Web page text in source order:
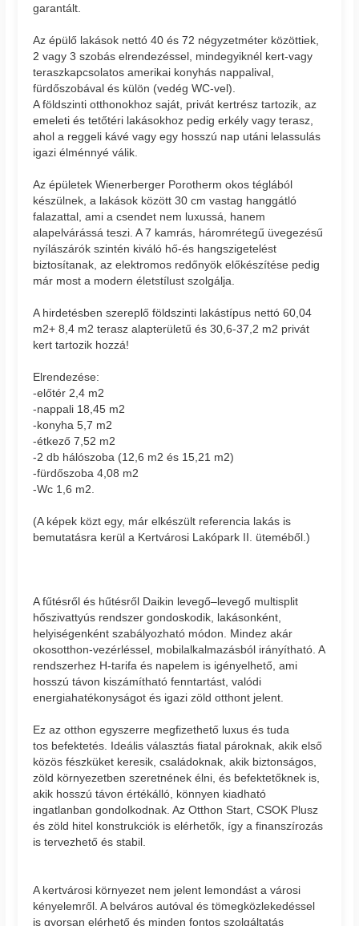
garantált.
Az épülő lakások nettó 40 és 72 négyzetméter közöttiek,
2 vagy 3 szobás elrendezéssel, mindegyiknél kert-vagy
teraszkapcsolatos amerikai konyhás nappalival,
fürdőszobával és külön (vedég WC-vel).
A földszinti otthonokhoz saját, privát kertrész tartozik, az
emeleti és tetőtéri lakásokhoz pedig erkély vagy terasz,
ahol a reggeli kávé vagy egy hosszú nap utáni lelassulás
igazi élménnyé válik.
Az épületek Wienerberger Porotherm okos téglából
készülnek, a lakások között 30 cm vastag hanggátló
falazattal, ami a csendet nem luxussá, hanem
alapelvárássá teszi. A 7 kamrás, háromrétegű üvegezésű
nyílászárók szintén kiváló hő-és hangszigetelést
biztosítanak, az elektromos redőnyök előkészítése pedig
már most a modern életstílust szolgálja.
A hirdetésben szereplő földszinti lakástípus nettó 60,04
m2+ 8,4 m2 terasz alapterületű és 30,6-37,2 m2 privát
kert tartozik hozzá!
Elrendezése:
-előtér 2,4 m2
-nappali 18,45 m2
-konyha 5,7 m2
-étkező 7,52 m2
-2 db hálószoba (12,6 m2 és 15,21 m2)
-fürdőszoba 4,08 m2
-Wc 1,6 m2.
(A képek közt egy, már elkészült referencia lakás is
bemutatásra kerül a Kertvárosi Lakópark II. üteméből.)
A fűtésről és hűtésről Daikin levegő–levegő multisplit
hőszivattyús rendszer gondoskodik, lakásonként,
helyiségenként szabályozható módon. Mindez akár
okosotthon-vezérléssel, mobilalkalmazásból irányítható. A
rendszerhez H-tarifa és napelem is igényelhető, ami
hosszú távon kiszámítható fenntartást, valódi
energiahatékonyságot és igazi zöld otthont jelent.
Ez az otthon egyszerre megfizethető luxus és tuda
tos befektetés. Ideális választás fiatal pároknak, akik első
közös fészküket keresik, családoknak, akik biztonságos,
zöld környezetben szeretnének élni, és befektetőknek is,
akik hosszú távon értékálló, könnyen kiadható
ingatlanban gondolkodnak. Az Otthon Start, CSOK Plusz
és zöld hitel konstrukciók is elérhetők, így a finanszírozás
is tervezhető és stabil.
A kertvárosi környezet nem jelent lemondást a városi
kényelemről. A belváros autóval és tömegközlekedéssel
is gyorsan elérhető és minden fontos szolgáltatás